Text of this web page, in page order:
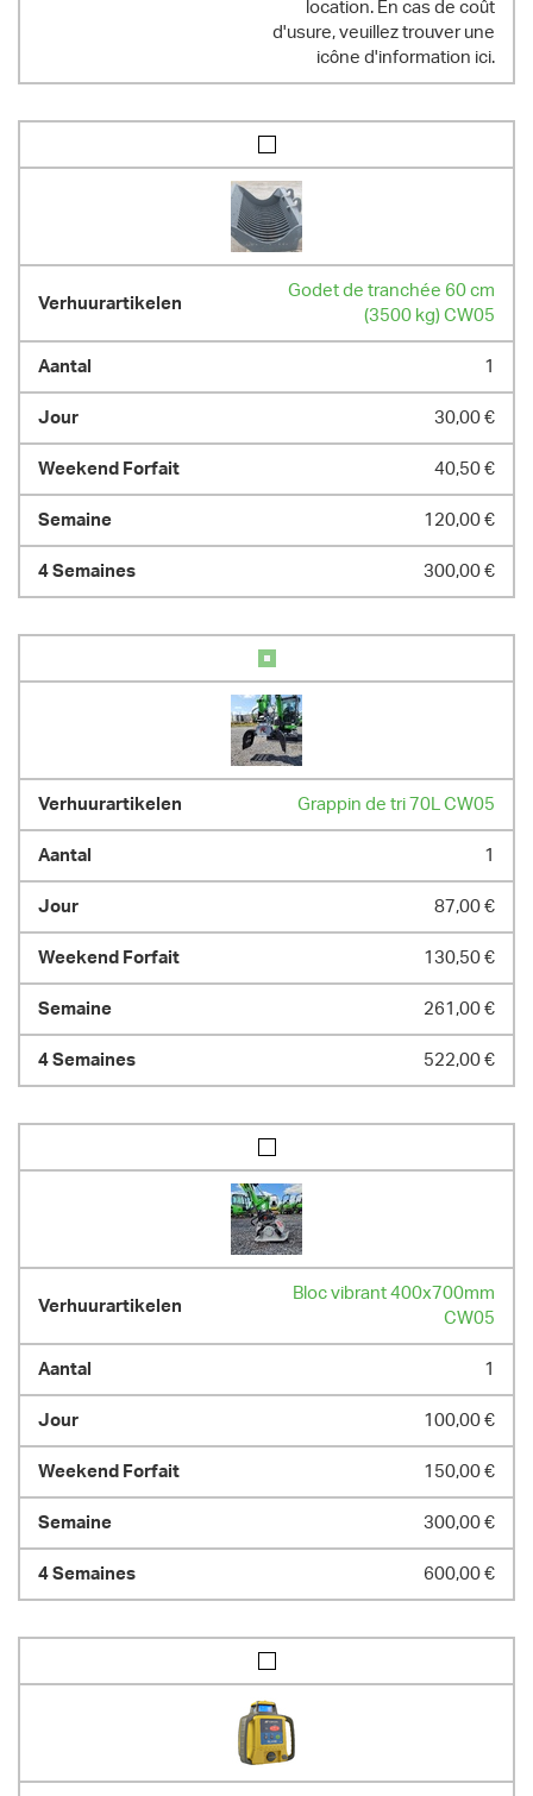
location. En cas de coût
d'usure, veuillez trouver une
icône d'information ici.
Godet de tranchée 60 cm
(3500 kg) CW05
1
30,00 €
40,50 €
120,00 €
300,00 €
Grappin de tri 70L CW05
1
87,00 €
130,50 €
261,00 €
522,00 €
Bloc vibrant 400x700mm
CW05
1
100,00 €
150,00 €
300,00 €
600,00 €